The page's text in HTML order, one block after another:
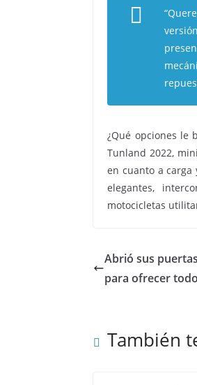
¿Qué opciones le
Tunland 2022,
en cuanto a carga
elegantes,
motocicletas
Abrió sus
para ofrecer
También